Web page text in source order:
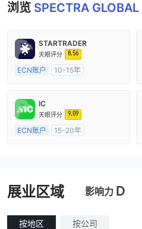
浏览 SPECTRA GLOBAL
STARTRADER
天眼评分 8.56
ECN账户
10-15年
主标MT4
IC
天眼评分 9.09
ECN账户
15-20年
展业区域 影响力 D
按地区 按公司